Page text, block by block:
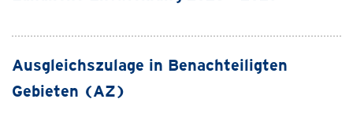
Ausgleichszulage in Benachteiligten
Gebieten (AZ)